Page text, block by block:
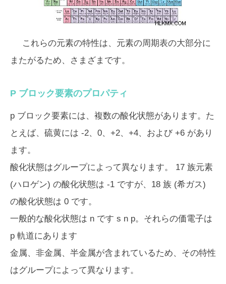
これらの元素の特性は、元素の周期表の大部分に
またがるため、さまざまです。
P ブロック要素のプロパティ
p ブロック要素には、複数の酸化状態があります。た
とえば、硫黄には -2、0、+2、+4、および +6 があり
ます。
酸化状態はグループによって異なります。 17 族元素
(ハロゲン) の酸化状態は -1 ですが、18 族 (希ガス)
の酸化状態は 0 です。
一般的な酸化状態は n です s n p。それらの価電子は
p 軌道にあります
金属、非金属、半金属が含まれているため、その特性
はグループによって異なります。